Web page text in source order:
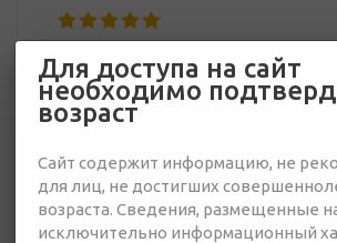
Много
Для доступа на сайт
необходимо
возраст
Сайт содержит информацию, не
для лиц, не достигших
возраста. Сведения, размещенные
исключительно информационный